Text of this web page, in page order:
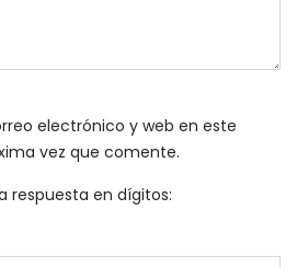
electrónico y web en este
vez que comente.
respuesta en dígitos: